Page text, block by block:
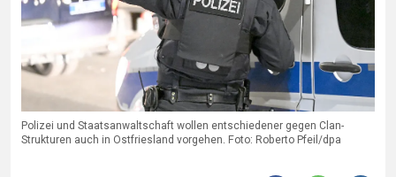
Polizei und Staatsanwaltschaft wollen entschiedener gegen Clan-
Strukturen auch in Ostfriesland vorgehen. Foto: Roberto Pfeil/dpa